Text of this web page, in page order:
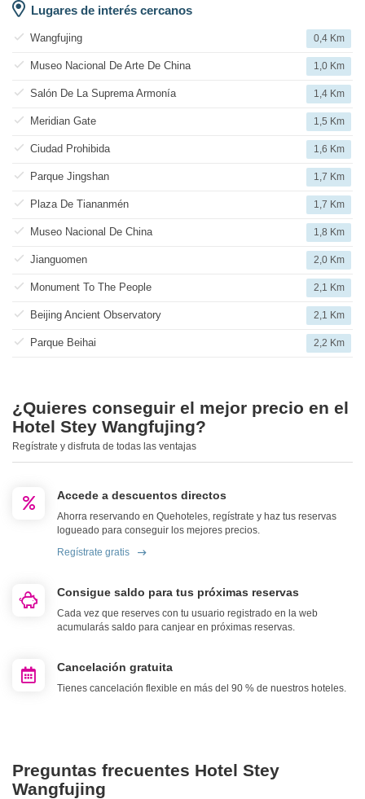
Lugares de interés cercanos
Wangfujing 0,4 Km
Museo Nacional De Arte De China 1,0 Km
Salón De La Suprema Armonía 1,4 Km
Meridian Gate 1,5 Km
Ciudad Prohibida 1,6 Km
Parque Jingshan 1,7 Km
Plaza De Tiananmén 1,7 Km
Museo Nacional De China 1,8 Km
Jianguomen 2,0 Km
Monument To The People 2,1 Km
Beijing Ancient Observatory 2,1 Km
Parque Beihai 2,2 Km
¿Quieres conseguir el mejor precio en el
Hotel Stey Wangfujing?
Regístrate y disfruta de todas las ventajas
Accede a descuentos directos
Ahorra reservando en Quehoteles, regístrate y haz tus reservas
logueado para conseguir los mejores precios.
Regístrate gratis
Consigue saldo para tus próximas reservas
Cada vez que reserves con tu usuario registrado en la web
acumularás saldo para canjear en próximas reservas.
Cancelación gratuita
Tienes cancelación flexible en más del 90 % de nuestros hoteles.
Preguntas frecuentes Hotel Stey
Wangfujing